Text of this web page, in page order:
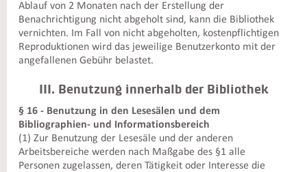
Ablauf von 2 Monaten nach der Erstellung der
Benachrichtigung nicht abgeholt sind, kann die Bibliothek
vernichten. Im Fall von nicht abgeholten, kostenpflichtigen
Reproduktionen wird das jeweilige Benutzerkonto mit der
angefallenen Gebühr belastet.
III. Benutzung innerhalb der Bibliothek
§ 16 - Benutzung in den Lesesälen und dem
Bibliographien- und Informationsbereich
(1) Zur Benutzung der Lesesäle und der anderen
Arbeitsbereiche werden nach Maßgabe des §1 alle
Personen zugelassen, deren Tätigkeit oder Interesse die